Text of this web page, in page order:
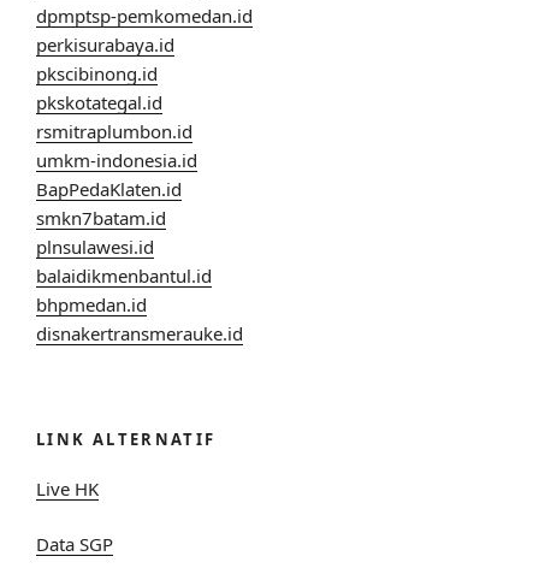
dpmptsp-pemkomedan.id
perkisurabaya.id
pkscibinong.id
pkskotategal.id
rsmitraplumbon.id
umkm-indonesia.id
BapPedaKlaten.id
smkn7batam.id
plnsulawesi.id
balaidikmenbantul.id
bhpmedan.id
disnakertransmerauke.id
LINK ALTERNATIF
Live HK
Data SGP